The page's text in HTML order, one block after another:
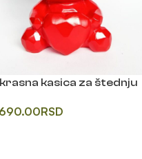
kasica za štednju
RSD